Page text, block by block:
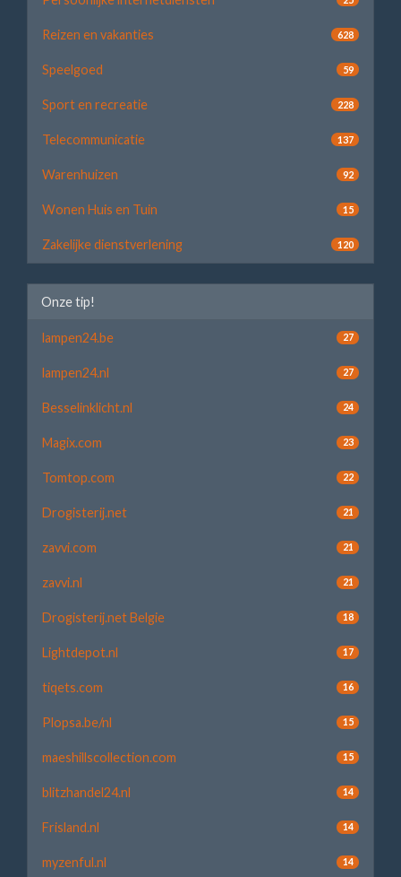
Reizen en vakanties 628
Speelgoed 59
Sport en recreatie 228
Telecommunicatie 137
Warenhuizen 92
Wonen Huis en Tuin 15
Zakelijke dienstverlening 120
Onze tip!
lampen24.be 27
lampen24.nl 27
Besselinklicht.nl 24
Magix.com 23
Tomtop.com 22
Drogisterij.net 21
zavvi.com 21
zavvi.nl 21
Drogisterij.net Belgie 18
Lightdepot.nl 17
tiqets.com 16
Plopsa.be/nl 15
maeshillscollection.com 15
blitzhandel24.nl 14
Frisland.nl 14
myzenful.nl 14